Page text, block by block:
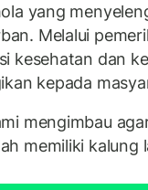
yang
Melalui
kesehatan dan
kepada
mengimbau
memiliki kalung